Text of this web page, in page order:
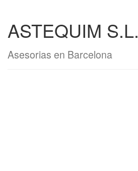
ASTEQUIM S.L.
Asesorias en Barcelona